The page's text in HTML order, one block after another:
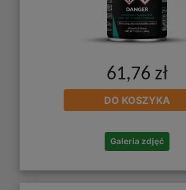
61,76 zł
DO KOSZYKA
Galeria zdjęć